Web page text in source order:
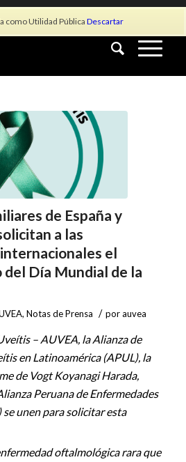
como Utilidad Pública Descartar
de España y
a las
el
Día Mundial de la
, Notas de Prensa / porauvea
– AUVEA, la Alianza de
en Latinoamérica (APUL), la
de Vogt Koyanagi Harada,
Peruana de Enfermedades
se unen para solicitar esta
oftalmológica rara que